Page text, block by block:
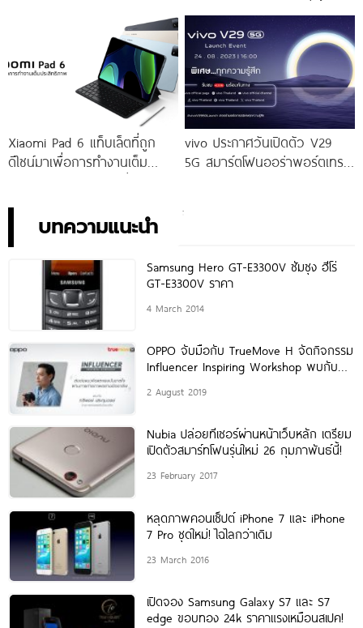
ราคาเริ่มต้นเพียง 14,999 บาท
จัดเต็มกับโปรโมชันพิเศษก่อนใคร
ราคาใหม่เพียง 4,599 บาท
เท่านั้น!
Xiaomi Pad 6 แท็บเล็ตที่ถูก
ดีไซน์มาเพื่อการทำงานเต็ม
vivo ประกาศวันเปิดตัว V29
5G สมาร์ตโฟนออร่าพอร์ตเทร
บทความแนะนำ
Samsung Hero GT-E3300V ซัมซุง ฮีโร่
GT-E3300V ราคา
4 March 2014
OPPO จับมือกับ TrueMove H จัดกิจกรรม
Influencer Inspiring Workshop พบกับ
พงษ์
2 August 2019
Nubia ปล่อยทีเซอร์ผ่านหน้าเว็บหลัก เตรียม
เปิดตัวสมาร์ทโฟนรุ่นใหม่ 26 กุมภาพันธ์นี้!
23 February 2017
หลุดภาพคอนเซ็ปต์ iPhone 7 และ iPhone
7 Pro ชุดใหม่! ไฉไลกว่าเดิม
23 March 2016
เปิดจอง Samsung Galaxy S7 และ S7
edge ขอบทอง 24k ราคาแรงเหมือนสเปค!